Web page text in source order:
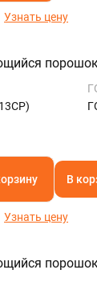
Узнать цену
В
Узнать цену